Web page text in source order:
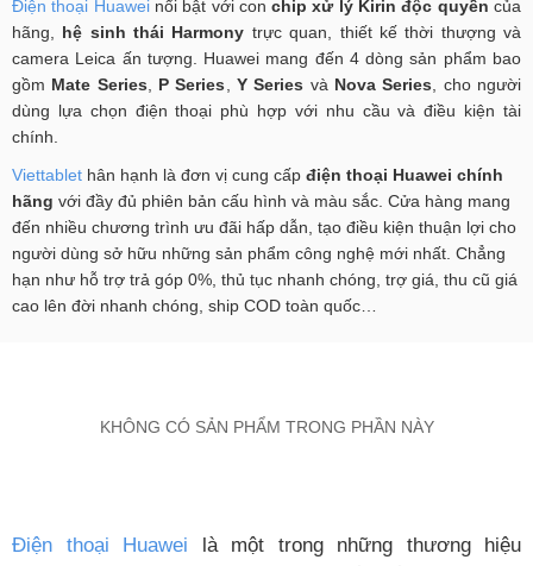
Điện thoại Huaweinổi bật với conchip xử lý Kirin độc quyền của
hãng, hệ sinh thái Harmony trực quan, thiết kế thời thượng và
camera Leica ấn tượng. Huawei mang đến 4 dòng sản phẩm bao
gồm Mate Series P Series Y Series và Nova Series , cho người
dùng lựa chọn điện thoại phù hợp với nhu cầu và điều kiện tài
chính.
Viettablet hân hạnh là đơn vị cung cấp điện thoại Huawei chính
hãng với đầy đủ phiên bản cấu hình và màu sắc. Cửa hàng mang
đến nhiều chương trình ưu đãi hấp dẫn, tạo điều kiện thuận lợi cho
người dùng sở hữu những sản phẩm công nghệ mới nhất. Chẳng
hạn như hỗ trợ trả góp 0%, thủ tục nhanh chóng, trợ giá, thu cũ giá
cao lên đời nhanh chóng, ship COD toàn quốc…
KHÔNG CÓ SẢN PHẨM TRONG PHẦN NÀY
Điện thoại Huawei là một trong những thương hiệu